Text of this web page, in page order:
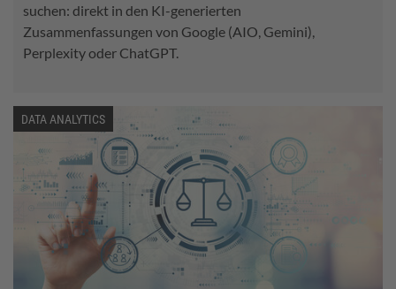
suchen: direkt in den KI-generierten
Zusammenfassungen von Google (AIO, Gemini),
Perplexity oder ChatGPT.
DATA ANALYTICS